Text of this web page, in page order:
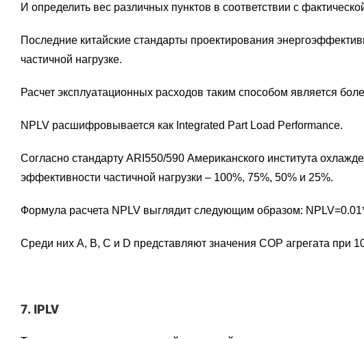
И определить вес различных пунктов в соответствии с
Последние китайские стандарты проектирования
частичной нагрузке.
Расчет эксплуатационных расходов таким способом является
NPLV расшифровывается как Integrated Part Load Performance.
Согласно стандарту ARI550/590 Американского института
эффективности частичной нагрузки – 100%, 75%, 50% и 25%.
Формула расчета NPLV выглядит следующим образом:
Среди них A, B, C и D представляют значения COP агрегата при
7. IPLV